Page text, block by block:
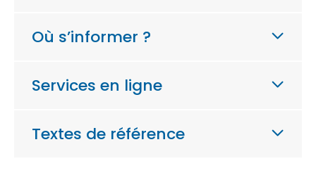
Où s’informer ?
Services en ligne
Textes de référence